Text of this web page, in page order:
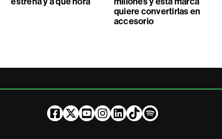
quiere convertirlas en
accesorio